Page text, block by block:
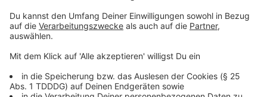
zu verwenden, aber keine Pflicht.